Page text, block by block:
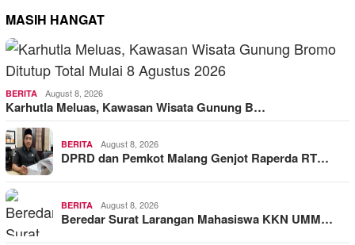
MASIH HANGAT
BERITA August 8, 2026
Karhutla Meluas, Kawasan Wisata Gunung B…
BERITA August 8, 2026
DPRD dan Pemkot Malang Genjot Raperda RT…
BERITA August 8, 2026
Beredar Surat Larangan Mahasiswa KKN UMM…